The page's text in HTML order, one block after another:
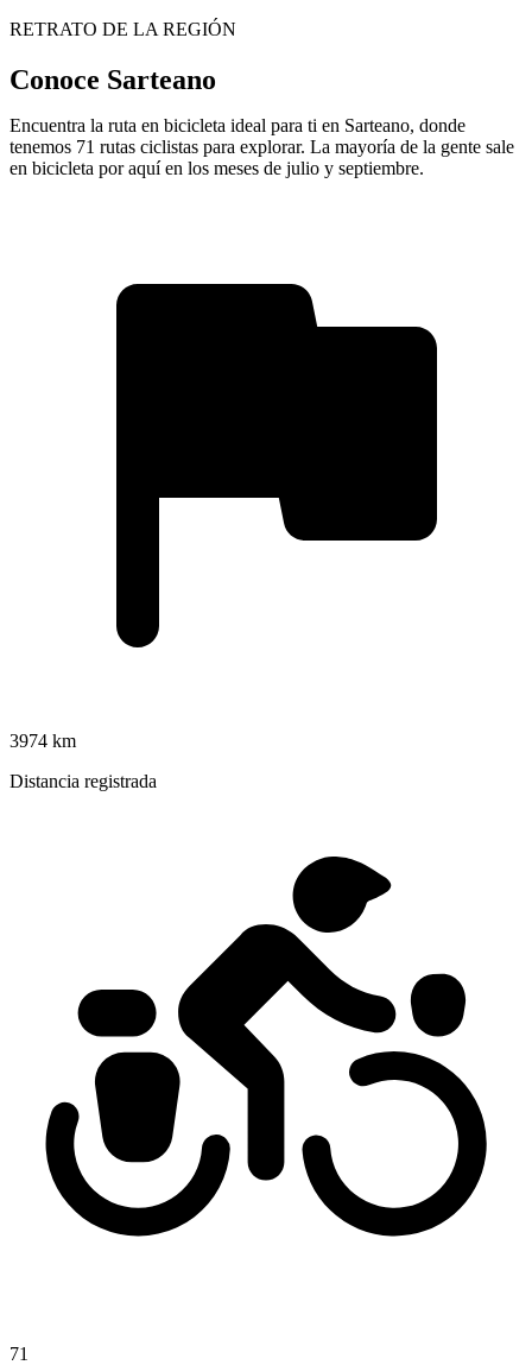
RETRATO DE LA REGIÓN
Conoce Sarteano
Encuentra la ruta en bicicleta ideal para ti en Sarteano, donde
tenemos 71 rutas ciclistas para explorar. La mayoría de la gente sale
en bicicleta por aquí en los meses de julio y septiembre.
3974 km
Distancia registrada
71